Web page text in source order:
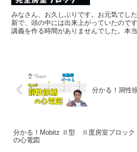
みなさん、お久しぶりです。お元気でし
新で、頭の中には出来上がっていたので
講義を作る時間がありませんでした。本
分かる！洞性
分かる！Mobitz Ⅱ型 Ⅱ度房室ブロック
の心電図